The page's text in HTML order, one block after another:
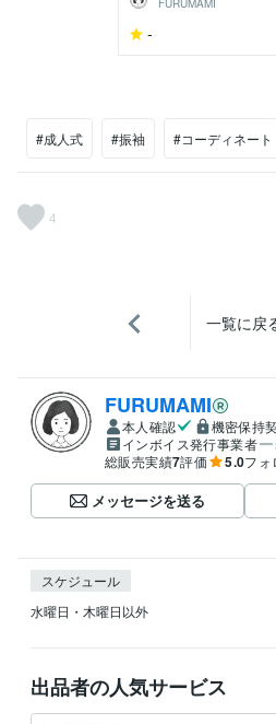
FURUMAMI
-
#成人式 #振袖 #コーディネート
4
一覧に戻
FURUMAMI
本人確認
機密保持
インボイス発行事業者
総販売実績7評価 5.0フォ
メッセージを送る
スケジュール
水曜日・木曜日以外
出品者の人気サービス